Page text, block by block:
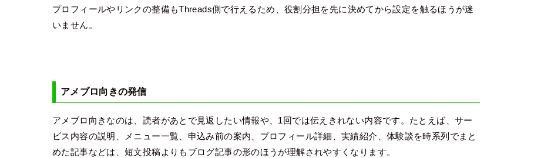
プロフィールやリンクの整備もThreads側で行えるため、役割分担を先に決めてから設定を触るほうが迷
いません。
アメブロ向きの発信
アメブロ向きなのは、読者があとで見返したい情報や、1回では伝えきれない内容です。たとえば、サー
ビス内容の説明、メニュー一覧、申込み前の案内、プロフィール詳細、実績紹介、体験談を時系列でまと
めた記事などは、短文投稿よりもブログ記事の形のほうが理解されやすくなります。